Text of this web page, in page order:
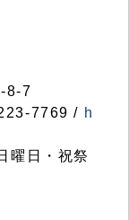
8-7
7769 / h
曜日・祝祭